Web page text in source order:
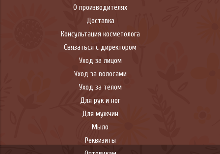
О производителях
Доставка
Консультация косметолога
Связаться с директором
Уход за лицом
Уход за волосами
Уход за телом
Для рук и ног
Для мужчин
Мыло
Реквизиты